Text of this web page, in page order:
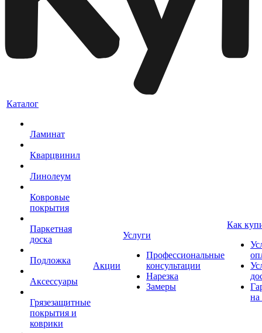
Каталог
Ламинат
Кварцвинил
Линолеум
Ковровые
покрытия
Паркетная
доска
Подложка
Аксессуары
Грязезащитные
покрытия и
коврики
Акции
Услуги
Профессиональные
консультации
Нарезка
Замеры
Как
на